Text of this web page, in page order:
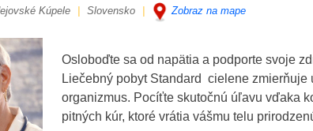
Kúpele Slovensko Zobraz na mape
Osloboďte sa od napätia a podporte svoje
Liečebný pobyt Standard cielene zmierňuje
organizmus. Pocíťte skutočnú úľavu vďaka
pitných kúr, ktoré vrátia vášmu telu